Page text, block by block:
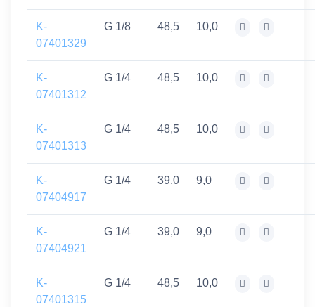
K-
07401329
G 1/8 48,5 10,0
K-
07401312
G 1/4 48,5 10,0
K-
07401313
G 1/4 48,5 10,0
K-
07404917
G 1/4 39,0 9,0
K-
07404921
G 1/4 39,0 9,0
K-
07401315
G 1/4 48,5 10,0